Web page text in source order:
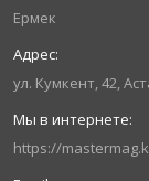
Ермек
ул. Кумкент, 42,
https://